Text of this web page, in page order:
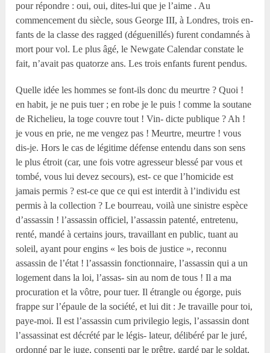
pour répondre : oui, oui, dites-lui que je l’aime . Au
commencement du siècle, sous George III, à Londres, trois en-
fants de la classe des ragged (déguenillés) furent condamnés à
mort pour vol. Le plus âgé, le Newgate Calendar constate le
fait, n’avait pas quatorze ans. Les trois enfants furent pendus.
Quelle idée les hommes se font-ils donc du meurtre ? Quoi !
en habit, je ne puis tuer ; en robe je le puis ! comme la soutane
de Richelieu, la toge couvre tout ! Vin- dicte publique ? Ah !
je vous en prie, ne me vengez pas ! Meurtre, meurtre ! vous
dis-je. Hors le cas de légitime défense entendu dans son sens
le plus étroit (car, une fois votre agresseur blessé par vous et
tombé, vous lui devez secours), est- ce que l’homicide est
jamais permis ? est-ce que ce qui est interdit à l’individu est
permis à la collection ? Le bourreau, voilà une sinistre espèce
d’assassin ! l’assassin officiel, l’assassin patenté, entretenu,
renté, mandé à certains jours, travaillant en public, tuant au
soleil, ayant pour engins « les bois de justice », reconnu
assassin de l’état ! l’assassin fonctionnaire, l’assassin qui a un
logement dans la loi, l’assas- sin au nom de tous ! Il a ma
procuration et la vôtre, pour tuer. Il étrangle ou égorge, puis
frappe sur l’épaule de la société, et lui dit : Je travaille pour toi,
paye-moi. Il est l’assassin cum privilegio legis, l’assassin dont
l’assassinat est décrété par le légis- lateur, délibéré par le juré,
ordonné par le juge, consenti par le prêtre, gardé par le soldat,